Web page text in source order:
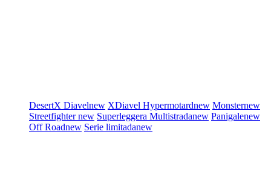
DesertX Diavelnew XDiavel Hypermotardnew Monsternew
Streetfighternew Superleggera Multistradanew Panigalenew
Off Roadnew Serie limitadanew